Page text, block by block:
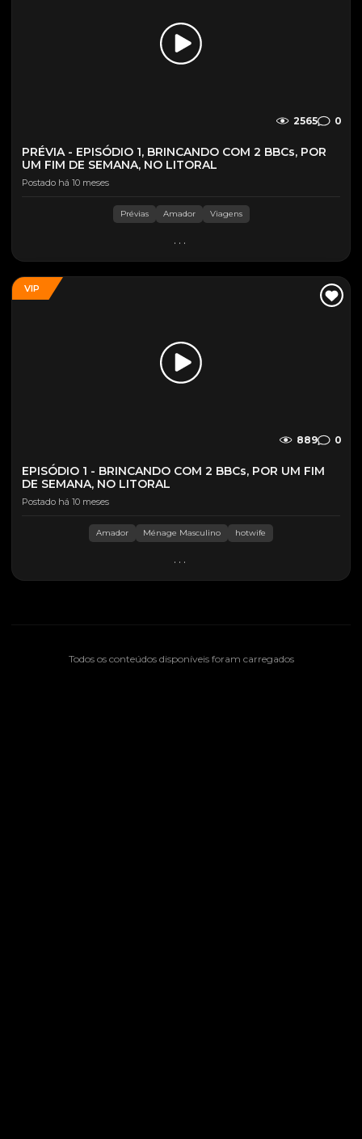
2565 0
PRÉVIA - EPISÓDIO 1, BRINCANDO COM 2 BBCs, POR
UM FIM DE SEMANA, NO LITORAL
Postado há 10 meses
Prévias Amador Viagens
...
VIP
889 0
EPISÓDIO 1 - BRINCANDO COM 2 BBCs, POR UM FIM
DE SEMANA, NO LITORAL
Postado há 10 meses
Amador Ménage Masculino hotwife
...
Todos os conteúdos disponíveis foram carregados